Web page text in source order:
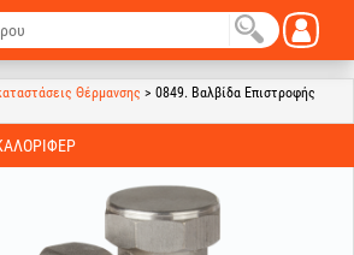
Θέρμανσης > 0849. Βαλβίδα Επιστροφής